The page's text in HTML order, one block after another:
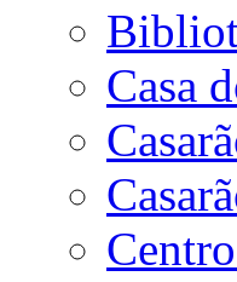
Casa